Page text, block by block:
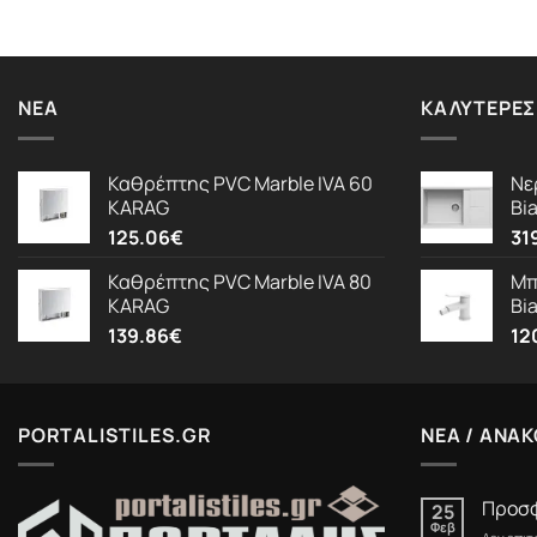
ΝΈΑ
Καθρέπτης PVC Marble IVA 60
KARAG
125.06€
Καθρέπτης PVC Marble IVA 80
KARAG
139.86€
PORTALISTILES.GR ΝΕΑ /
25
Φεβ